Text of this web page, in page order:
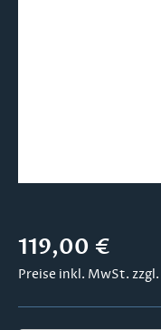
Regulärer Preis:
119,00 €
Preise inkl. MwSt. zzgl.